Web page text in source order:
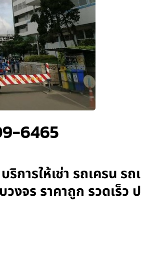
6465
ารให้เช่า รถเครน รถ
งจร ราคาถูก รวดเร็ว